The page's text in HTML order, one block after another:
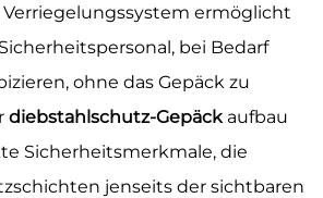
Verriegelungssystem ermöglicht
bei Bedarf
ohne das Gepäck zu
diebstahlschutz-Gepäck aufbau
Sicherheitsmerkmale, die
jenseits der sichtbaren